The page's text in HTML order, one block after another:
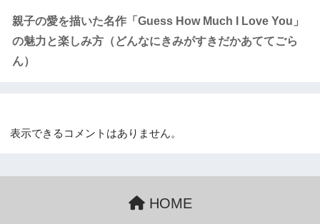
親子の愛を描いた名作「Guess How Much I Love You」
の魅力と楽しみ方（どんなにきみがすきだかあててごら
ん）
表示できるコメントはありません。
HOME